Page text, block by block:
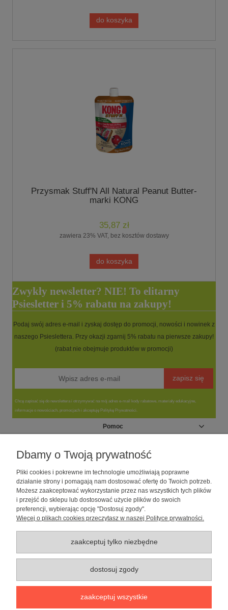
do koszyka
Przysmak Stuff'N All Natural Peanut Butter-
marki KONG
35,87 zł
zawiera 23% VAT, bez kosztów dostawy
do koszyka
Zwykły newsletter? NIE! To elitarny
Psiesletter i 5% rabatu na zakupy!
Podaj swój adres e-mail i zyskaj dostęp do promocji, nowości i nowinek z
naszego Psieslettera. Przy okazji zgarnij 5% rabatu na pierwsze zakupy!
(rabat nie obejmuje produktów w promocji)
zapisz się
Chcę zapisać się do newslettera i otrzymywać na mój adres e-mail kody rabatowe, materiały edukacyjne,
informacje o nowościach, promocjach i akceptuję Politykę Prywatności.
Pomoc
Moje konto
Informacje
O nas
Sklep dla psów caniLOVE| NIP: 5251057141 | ul. Strzelecka 54/56, 64-
010 Krzywiń, woj. wielkopolskie | telefon: 600 189 631, e-mail:
sklep@canilove.pl
Realizacja:Centrum Usług E-Commerce Łukasz Wiśniewski2021 |
Oprogramowanie:Shoper
Sklep internetowy Shoper Premium
Dbamy o Twoją prywatność
Pliki cookies i pokrewne im technologie umożliwiają poprawne
działanie strony i pomagają nam dostosować ofertę do Twoich potrzeb.
Możesz zaakceptować wykorzystanie przez nas wszystkich tych plików
i przejść do sklepu lub dostosować użycie plików do swoich
preferencji, wybierając opcję "Dostosuj zgody".
Więcej o plikach cookies przeczytasz w naszej Polityce prywatności.
zaakceptuj tylko niezbędne
dostosuj zgody
zaakceptuj wszystkie